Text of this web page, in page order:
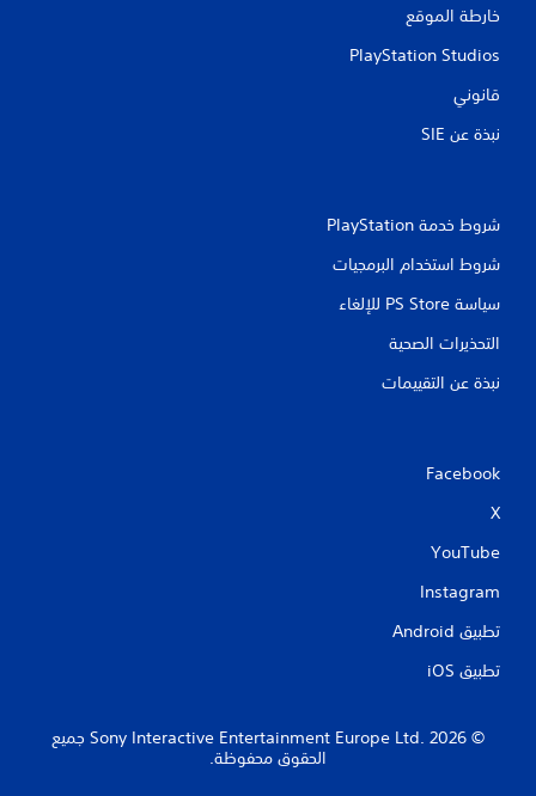
خارطة الموقع
PlayStation Studios
قانوني
نبذة عن SIE‏
شروط خدمة PlayStation‏
شروط استخدام البرمجيات
سياسة PS Store للإلغاء
التحذيرات الصحية
نبذة عن التقييمات
Facebook
X
YouTube
Instagram
تطبيق Android‏
تطبيق iOS‏
‏© 2026 Sony Interactive Entertainment Europe Ltd.‎ جميع
الحقوق محفوظة.